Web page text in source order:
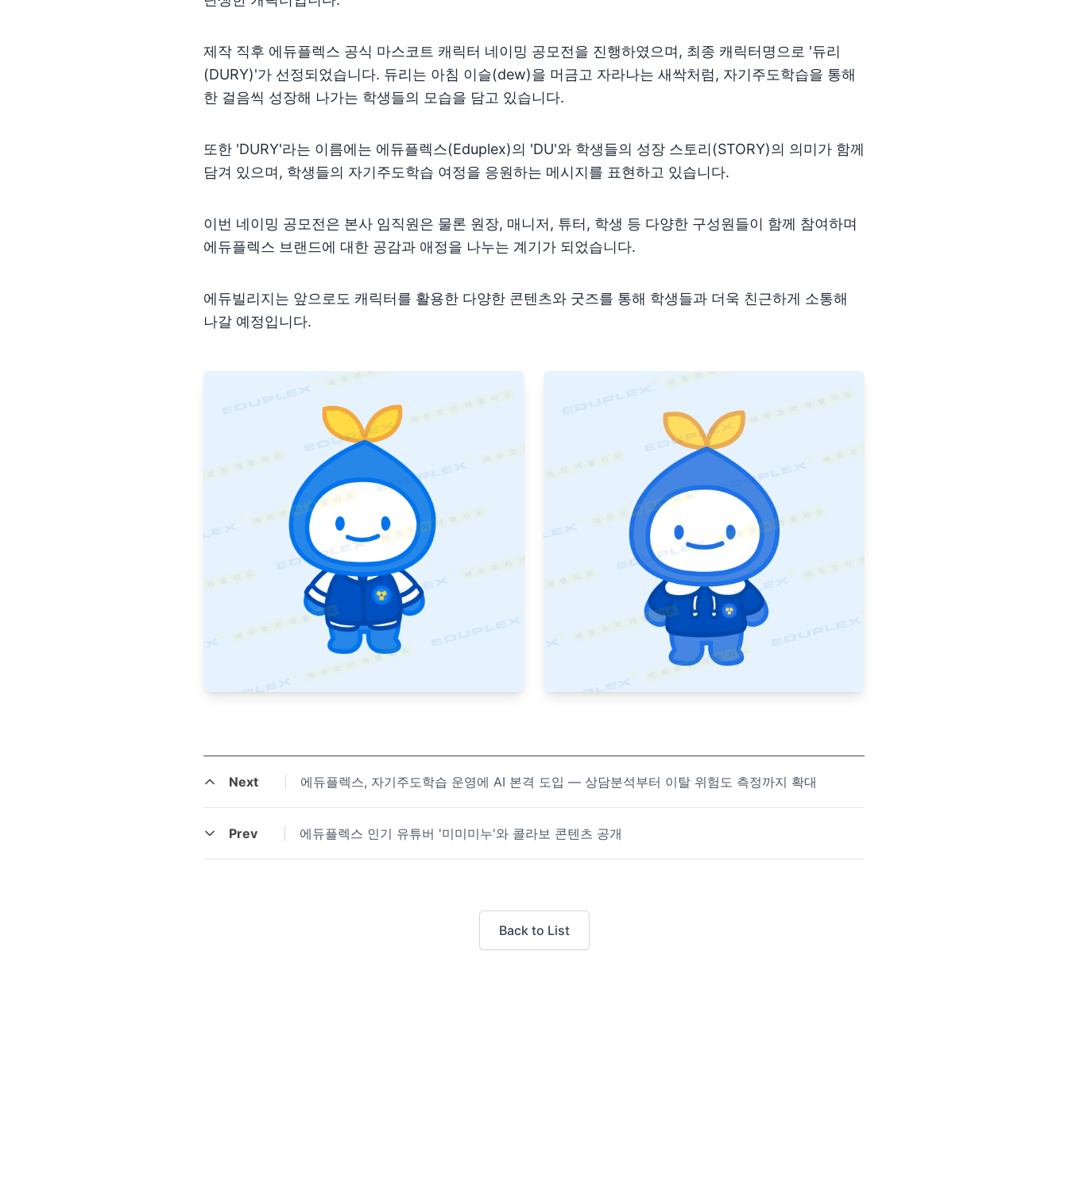
제작 직후 에듀플렉스 공식 마스코트 캐릭터 네이밍 공모전을 진행하였으며, 최종 캐릭터명으로 '듀리
(DURY)'가 선정되었습니다. 듀리는 아침 이슬(dew)을 머금고 자라나는 새싹처럼, 자기주도학습을 통해
한 걸음씩 성장해 나가는 학생들의 모습을 담고 있습니다.
또한 'DURY'라는 이름에는 에듀플렉스(Eduplex)의 'DU'와 학생들의 성장 스토리(STORY)의 의미가 함께
담겨 있으며, 학생들의 자기주도학습 여정을 응원하는 메시지를 표현하고 있습니다.
이번 네이밍 공모전은 본사 임직원은 물론 원장, 매니저, 튜터, 학생 등 다양한 구성원들이 함께 참여하며
에듀플렉스 브랜드에 대한 공감과 애정을 나누는 계기가 되었습니다.
에듀빌리지는 앞으로도 캐릭터를 활용한 다양한 콘텐츠와 굿즈를 통해 학생들과 더욱 친근하게 소통해
나갈 예정입니다.
Next 에듀플렉스, 자기주도학습 운영에 AI 본격 도입 — 상담분석부터 이탈 위험도 측정까지 확대
Prev 에듀플렉스 인기 유튜버 '미미미누'와 콜라보 콘텐츠 공개
Back to List